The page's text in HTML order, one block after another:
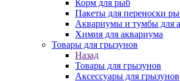
Корм для рыб
Пакеты для переноски
Аквариумы и тумбы для
Химия для аквариума
Товары для грызунов
Назад
Товары для грызунов
Аксессуары для грызунов